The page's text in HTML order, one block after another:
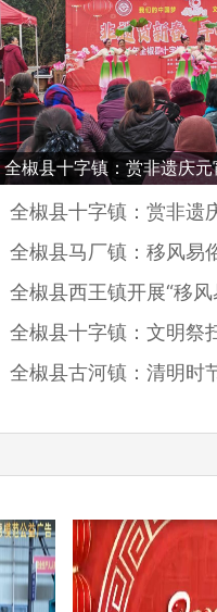
全椒县十字镇：赏非遗庆
全椒县十字镇：赏非遗
全椒县马厂镇：移风易俗
全椒县西王镇开展“移
全椒县十字镇：文明祭扫
全椒县古河镇：清明时节